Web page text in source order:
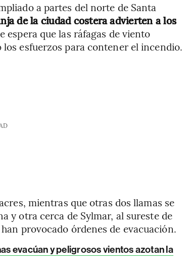
a partes del norte de Santa
de la ciudad costera advierten a los
espera que las ráfagas de viento
esfuerzos para contener el incendio.
mientras que otras dos llamas se
y otra cerca de Sylmar, al sureste de
provocado órdenes de evacuación.
evacúan y peligrosos vientos azotan la